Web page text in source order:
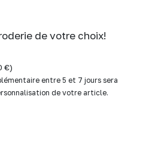
de votre choix!
€)
entre 5 et 7 jours sera
de votre article.